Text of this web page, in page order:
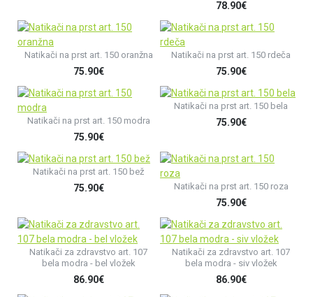
78.90€
Natikači na prst art. 150 oranžna
75.90€
Natikači na prst art. 150 rdeča
75.90€
Natikači na prst art. 150 modra
75.90€
Natikači na prst art. 150 bela
75.90€
Natikači na prst art. 150 bež
75.90€ Natikači na prst art. 150 roza
75.90€
Natikači za zdravstvo art. 107
bela modra - bel vložek
86.90€
Natikači za zdravstvo art. 107
bela modra - siv vložek
86.90€